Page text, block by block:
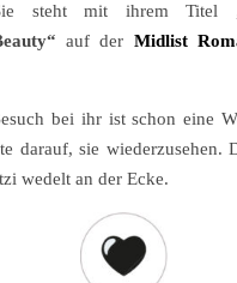
steht mit ihrem Titel
auf der Midlist
bei ihr ist schon eine
darauf, sie wiederzusehen.
wedelt an der Ecke.